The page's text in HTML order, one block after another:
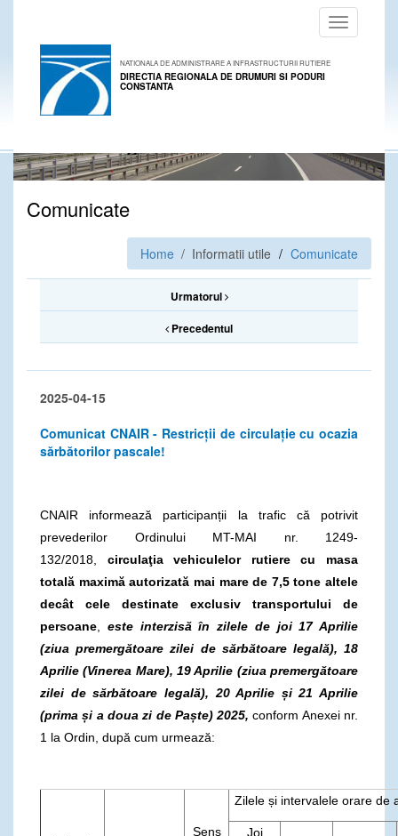
Toggle
navigation
NATIONALA DE ADMINISTRARE A INFRASTRUCTURII RUTIERE
DIRECTIA REGIONALA DE DRUMURI SI PODURI
CONSTANTA
Comunicate
Home / Informatii utile Comunicate
Urmatorul
Precedentul
2025-04-15
Comunicat CNAIR - Restricții de circulație cu ocazia
sărbătorilor pascale!
CNAIR informează participanții la trafic că potrivit
prevederilor Ordinului MT-MAI nr. 1249-
132/2018, circulaţia vehiculelor rutiere cu masa
totală maximă autorizată mai mare de 7,5 tone altele
decât cele destinate exclusiv transportului de
persoane
este interzisă în zilele de joi 17 Aprilie
(ziua premergătoare zilei de sărbătoare legală), 18
Aprilie (Vinerea Mare), 19 Aprilie (ziua premergătoare
zilei de sărbătoare legală), 20 Aprilie și 21 Aprilie
(prima și a doua zi de Paște) 2025, conform Anexei nr.
1 la Ordin, după cum urmează:
Sens
Zilele și intervalele orare de
Joi